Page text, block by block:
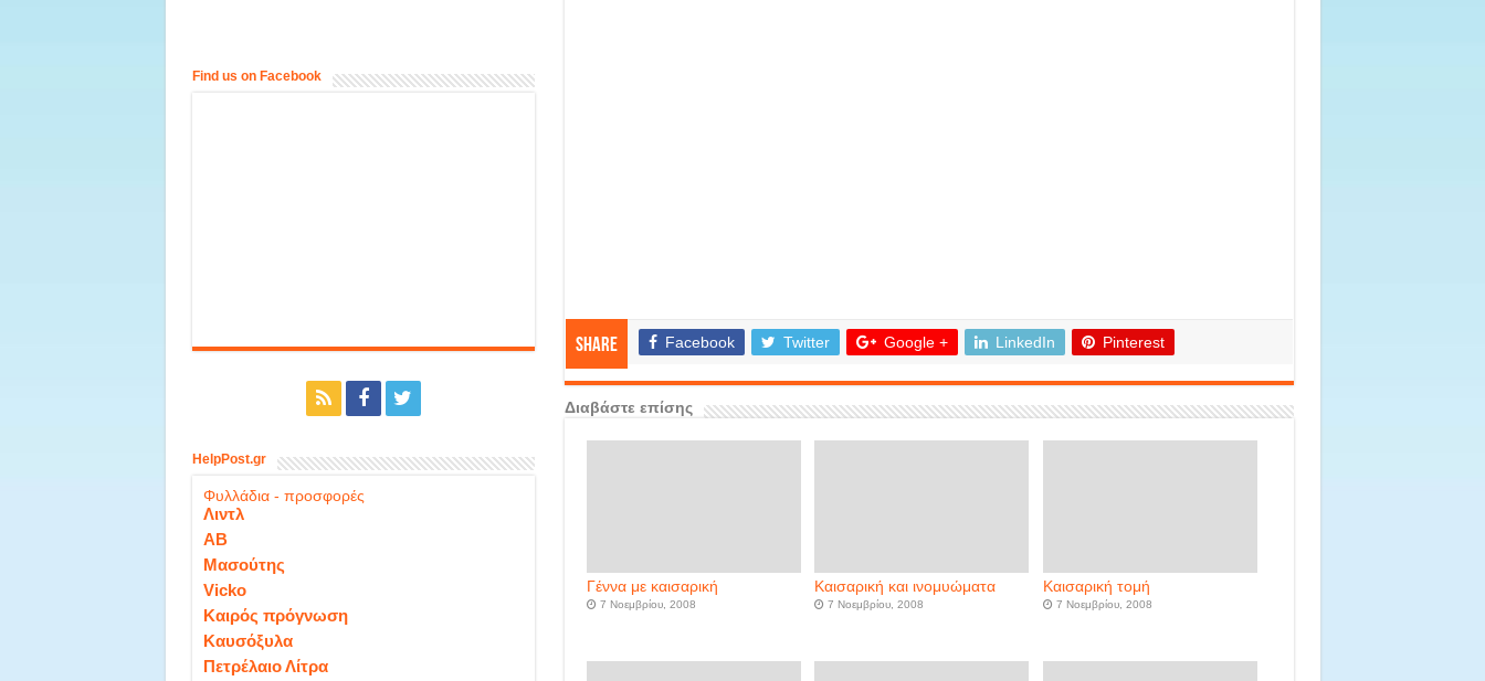
Share Facebook Twitter Google + LinkedIn Pinterest
Διαβάστε επίσης
Γέννα με καισαρική
7 Νοεμβρίου, 2008
Καισαρική και ινομυώματα
7 Νοεμβρίου, 2008
Καισαρική τομή
7 Νοεμβρίου, 2008
Find us on Facebook
HelpPost.gr
Φυλλάδια - προσφορές
Λιντλ
ΑΒ
Μασούτης
Vicko
Καιρός πρόγνωση
Καυσόξυλα
Πετρέλαιο Λίτρα